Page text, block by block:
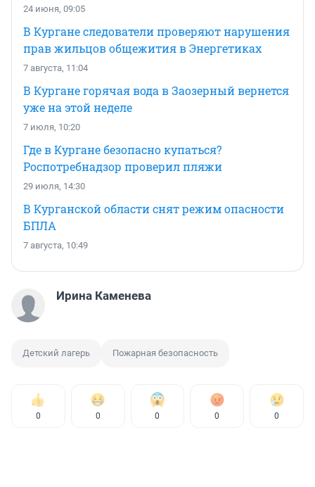
24 июня, 09:05
В Кургане следователи проверяют нарушения
прав жильцов общежития в Энергетиках
7 августа, 11:04
В Кургане горячая вода в Заозерный вернется
уже на этой неделе
7 июля, 10:20
Где в Кургане безопасно купаться?
Роспотребнадзор проверил пляжи
29 июля, 14:30
В Курганской области снят режим опасности
БПЛА
7 августа, 10:49
Ирина Каменева
Детский лагерь Пожарная безопасность
0 0 0 0 0